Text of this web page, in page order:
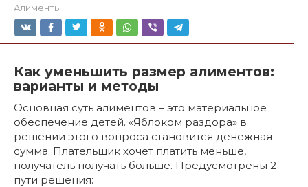
Алименты
Как уменьшить размер алиментов:
варианты и методы
Основная суть алиментов – это материальное
обеспечение детей. «Яблоком раздора» в
решении этого вопроса становится денежная
сумма. Плательщик хочет платить меньше,
получатель получать больше. Предусмотрены 2
пути решения: